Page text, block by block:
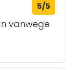
5/5
vanwege